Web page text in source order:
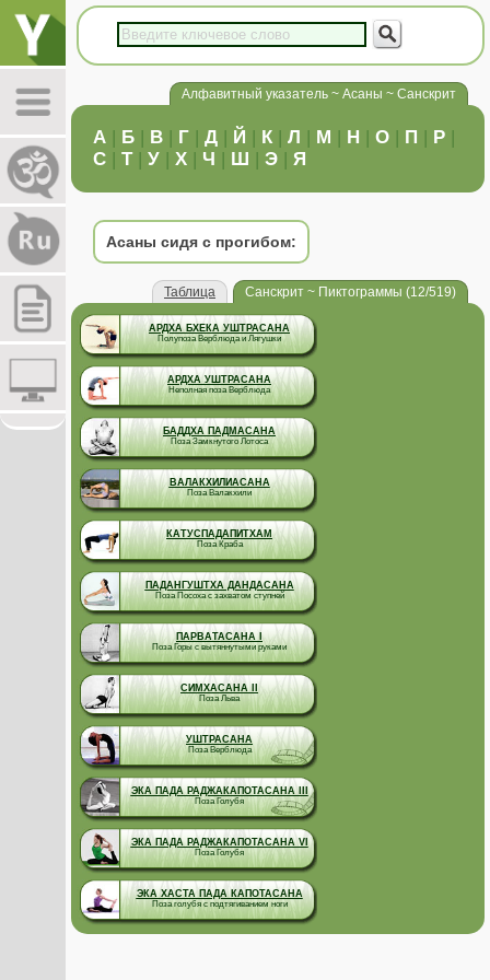
Алфавитный указатель ~ Асаны ~ Санскрит
А | Б | В | Г | Д | Й | К | Л | М | Н | О | П | Р |
С | Т| У | Х | Ч | Ш | Э | Я
Асаны сидя с прогибом:
Таблица Санскрит ~ Пиктограммы (12/519)
АРДХА БХЕКА УШТРАСАНА
Полупоза Верблюда и Лягушки
АРДХА УШТРАСАНА
Неполная поза Верблюда
БАДДХА ПАДМАСАНА
Поза Замкнутого Лотоса
ВАЛАКХИЛИАСАНА
Поза Валакхили
КАТУСПАДАПИТХАМ
Поза Краба
ПАДАНГУШТХА ДАНДАСАНА
Поза Посоха с захватом ступней
ПАРВАТАСАНА I
Поза Горы с вытяннутыми руками
СИМХАСАНА II
Поза Льва
УШТРАСАНА
Поза Верблюда
ЭКА ПАДА РАДЖАКАПОТАСАНА III
Поза Голубя
ЭКА ПАДА РАДЖАКАПОТАСАНА VI
Поза Голубя
ЭКА ХАСТА ПАДА КАПОТАСАНА
Поза голубя с подтягиванием ноги